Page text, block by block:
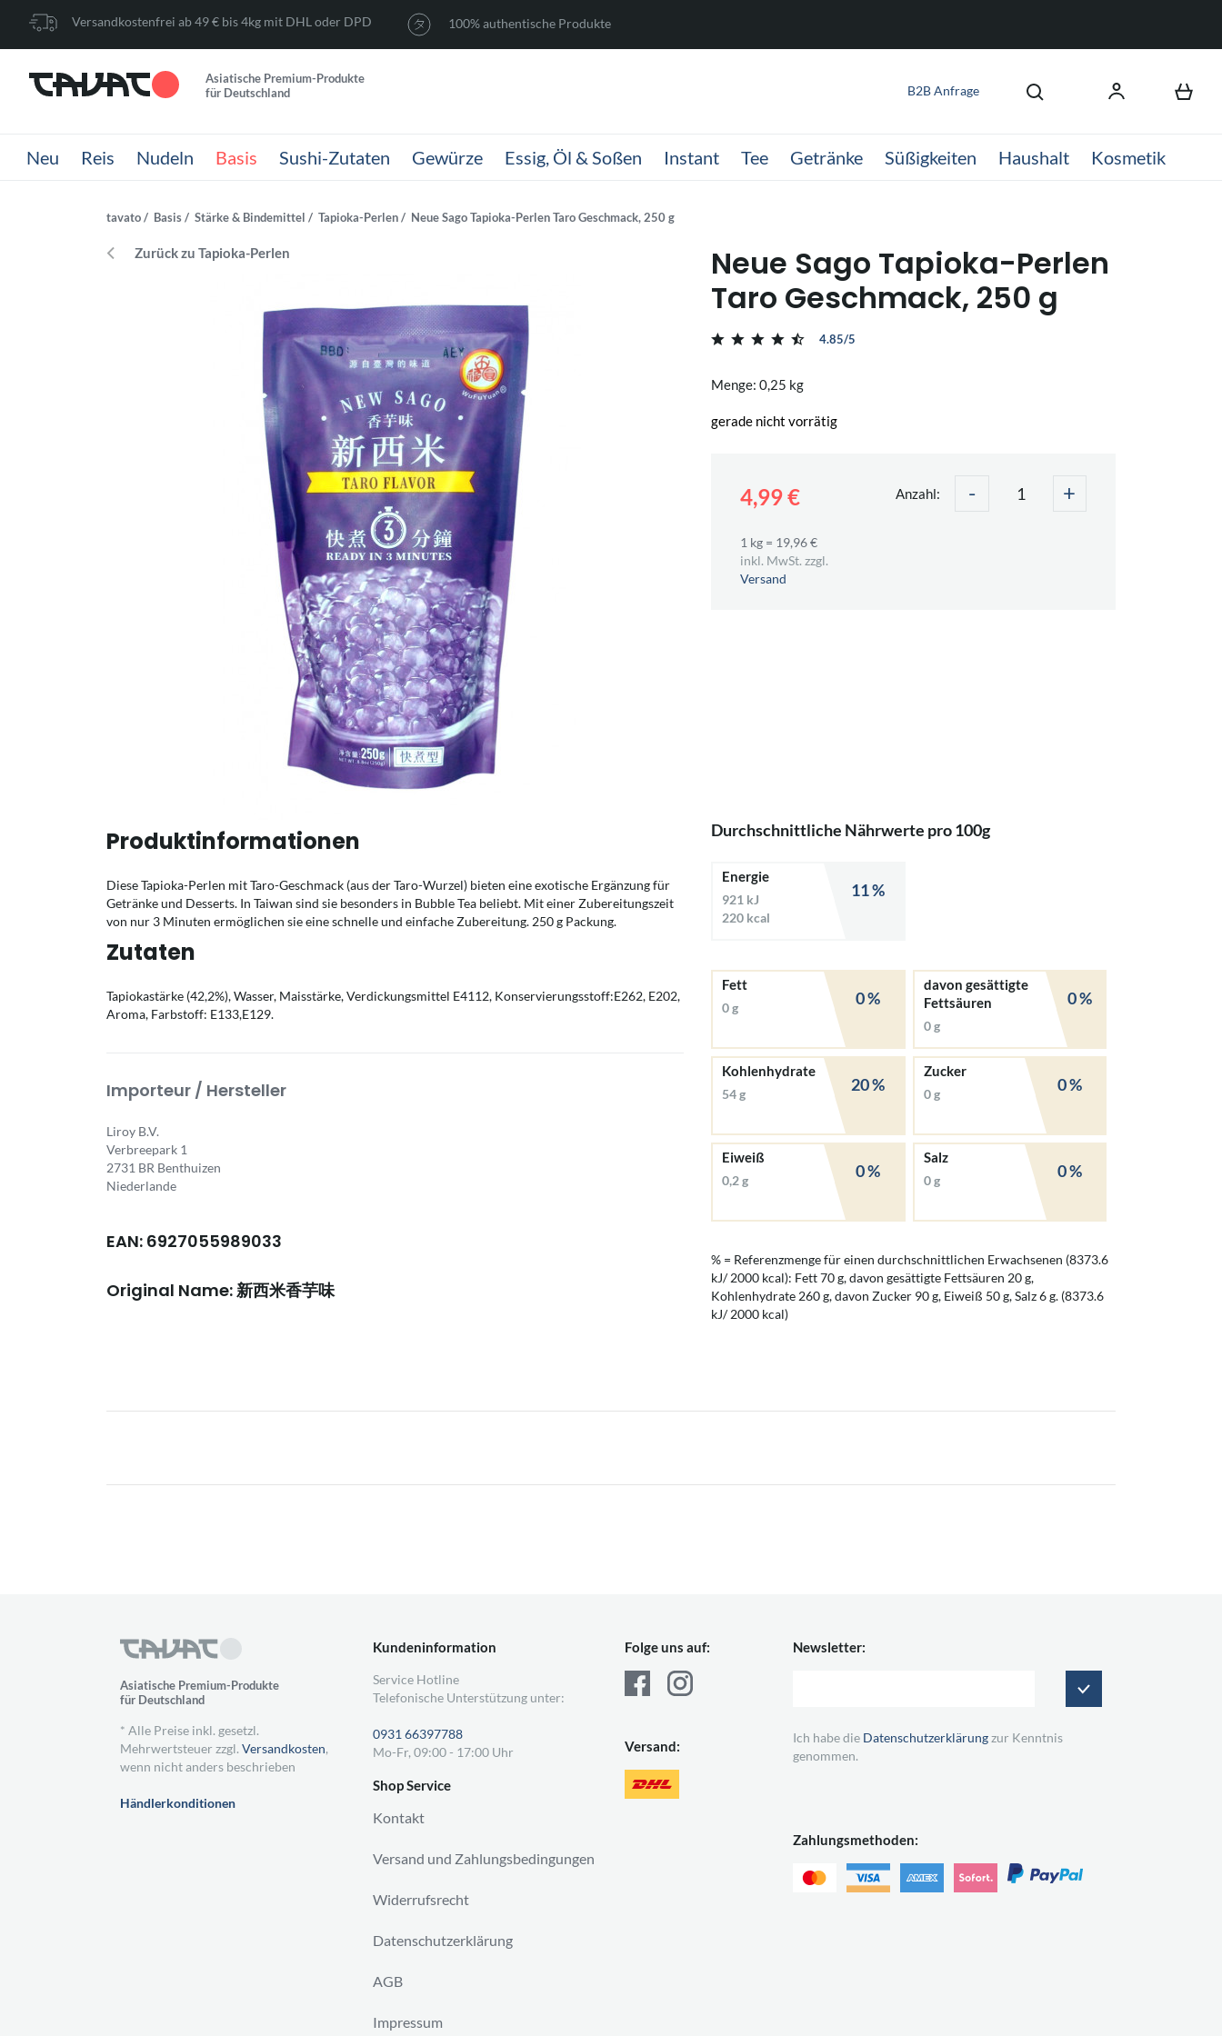
Versandkostenfrei ab 49 € bis 4kg mit DHL oder DPD 100% authentische Produkte
Asiatische Premium-Produkte
für Deutschland
B2B Anfrage
Neu Reis Nudeln Basis Sushi-Zutaten Gewürze Essig, Öl & Soßen Instant Tee Getränke Süßigkeiten Haushalt Kosmetik
tavato Basis Stärke & Bindemittel Tapioka-Perlen Neue Sago Tapioka-Perlen Taro Geschmack, 250 g
Zurück zu Tapioka-Perlen
Neue Sago Tapioka-Perlen
Taro Geschmack, 250 g
4.85/5
Menge: 0,25 kg
gerade nicht vorrätig
4,99 € Anzahl: - +
1 kg = 19,96 €
inkl. MwSt. zzgl.
Versand
Produktinformationen
Diese Tapioka-Perlen mit Taro-Geschmack (aus der Taro-Wurzel) bieten eine exotische Ergänzung für
Getränke und Desserts. In Taiwan sind sie besonders in Bubble Tea beliebt. Mit einer Zubereitungszeit
von nur 3 Minuten ermöglichen sie eine schnelle und einfache Zubereitung. 250 g Packung.
Zutaten
Tapiokastärke (42,2%), Wasser, Maisstärke, Verdickungsmittel E4112, Konservierungsstoff:E262, E202,
Aroma, Farbstoff: E133,E129.
Importeur / Hersteller
Liroy B.V.
Verbreepark 1
2731 BR Benthuizen
Niederlande
EAN: 6927055989033
Original Name: 新西米香芋味
Durchschnittliche Nährwerte pro 100g
Energie
921 kJ
220 kcal
11 %
Fett
0 g 0 %
davon gesättigte
Fettsäuren
0 g
0 %
Kohlenhydrate
54 g 20 %
Zucker
0 g 0 %
Eiweiß
0,2 g 0 %
Salz
0 g 0 %
% = Referenzmenge für einen durchschnittlichen Erwachsenen (8373.6
kJ/ 2000 kcal): Fett 70 g, davon gesättigte Fettsäuren 20 g,
Kohlenhydrate 260 g, davon Zucker 90 g, Eiweiß 50 g, Salz 6 g. (8373.6
kJ/ 2000 kcal)
Asiatische Premium-Produkte
für Deutschland
* Alle Preise inkl. gesetzl.
Mehrwertsteuer zzgl. Versandkosten,
wenn nicht anders beschrieben
Händlerkonditionen
Kundeninformation
Service Hotline
Telefonische Unterstützung unter:
0931 66397788
Mo-Fr, 09:00 - 17:00 Uhr
Shop Service
Kontakt
Versand und Zahlungsbedingungen
Widerrufsrecht
Datenschutzerklärung
AGB
Impressum
Folge uns auf:
Versand:
Newsletter:
Ich habe die Datenschutzerklärungzur Kenntnis
genommen.
Zahlungsmethoden: